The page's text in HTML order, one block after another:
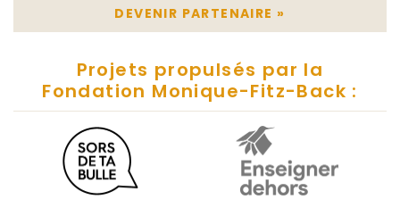
DEVENIR PARTENAIRE »
Projets propulsés par la
Fondation Monique-Fitz-Back :